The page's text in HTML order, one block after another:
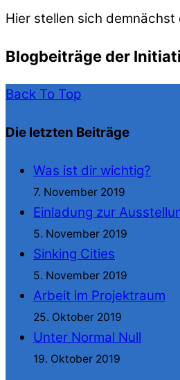
Hier stellen sich
Blogbeiträge der
Back To Top
Die letzten Beiträge
Was ist dir wichtig?
7. November 2019
Einladung zur
5. November 2019
Sinking Cities
5. November 2019
Arbeit im Projektraum
25. Oktober 2019
Unter Normal Null
19. Oktober 2019